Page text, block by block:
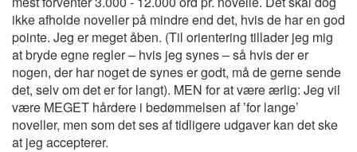
ikke afholde noveller på mindre end det, hvis de har en god
pointe. Jeg er meget åben. (Til orientering tillader jeg mig
at bryde egne regler – hvis jeg synes – så hvis der er
nogen, der har noget de synes er godt, må de gerne sende
det, selv om det er for langt). MEN for at være ærlig: Jeg vil
være MEGET hårdere i bedømmelsen af ’for lange’
noveller, men som det ses af tidligere udgaver kan det ske
at jeg accepterer.